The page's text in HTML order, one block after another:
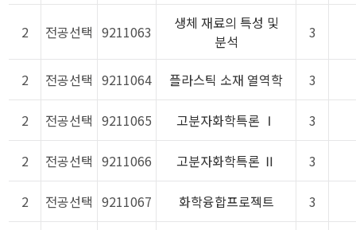
2 전공선택 9211063
생체 재료의 특성 및
분석
3
2 전공선택 9211064 플라스틱 소재 열역학 3
2 전공선택 9211065 고분자화학특론 Ⅰ 3
2 전공선택 9211066 고분자화학특론 Ⅱ 3
2 전공선택 9211067 화학융합프로젝트 3